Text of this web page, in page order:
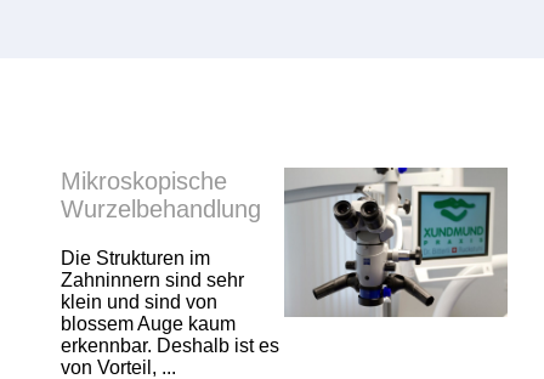
Mikroskopische
Wurzelbehandlung
Die Strukturen im
Zahninnern sind sehr
klein und sind von
blossem Auge kaum
erkennbar. Deshalb ist es
von Vorteil, ...